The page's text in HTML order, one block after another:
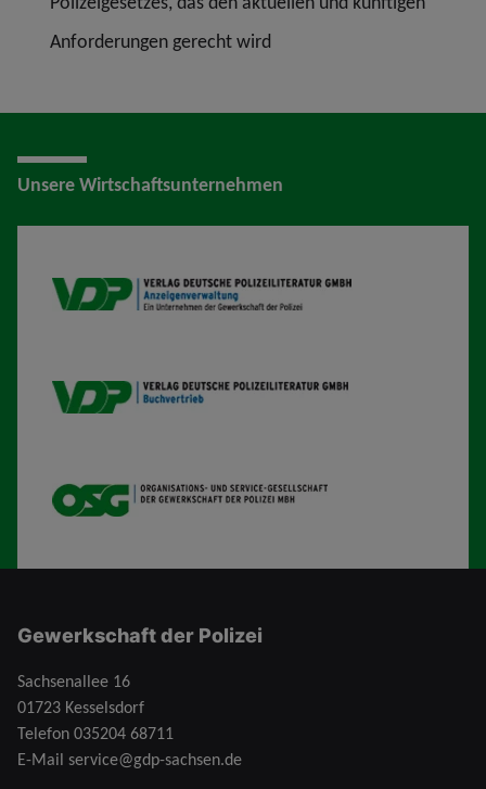
Anforderungen gerecht wird
Unsere Wirtschaftsunternehmen
VDP AV
VDP B
OSG
Gewerkschaft der Polizei
Sachsenallee 16
01723 Kesselsdorf
Telefon 035204 68711
E-Mail service@gdp-sachsen.de